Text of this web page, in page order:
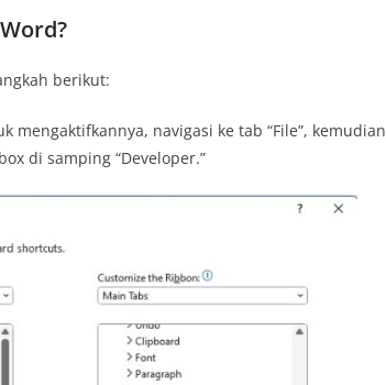
berikut:
mengaktifkannya, navigasi ke tab “File”, kemudian
di samping “Developer.”